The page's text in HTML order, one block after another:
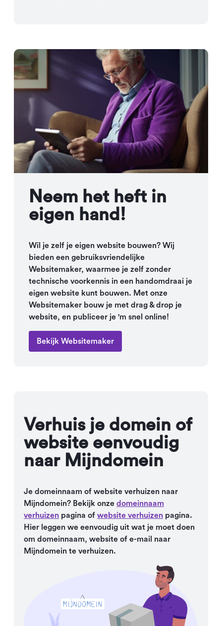
Neem het heft in
eigen hand!
Wil je zelf je eigen website bouwen? Wij
bieden een gebruiksvriendelijke
Websitemaker, waarmee je zelf zonder
technische voorkennis in een handomdraai je
eigen website kunt bouwen. Met onze
Websitemaker bouw je met drag & drop je
website, en publiceer je 'm snel online!
Bekijk Websitemaker
Verhuis je domein of
website eenvoudig
naar Mijndomein
Je domeinnaam of website verhuizen naar
Mijndomein? Bekijk onze domeinnaam
verhuizen pagina of website verhuizen pagina.
Hier leggen we eenvoudig uit wat je moet doen
om domeinnaam, website of e-mail naar
Mijndomein te verhuizen.